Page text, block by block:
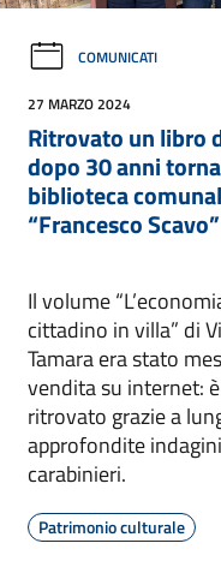
COMUNICATI
27 MARZO 2024
Ritrovato un libro
dopo 30 anni
biblioteca
“Francesco Scavo”
Il volume
cittadino in villa” di
Tamara era stato
vendita su internet:
ritrovato grazie a
approfondite
carabinieri.
Patrimonio culturale